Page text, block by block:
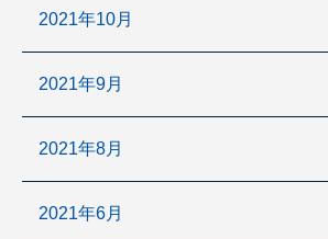
2021年10月
2021年9月
2021年8月
2021年6月